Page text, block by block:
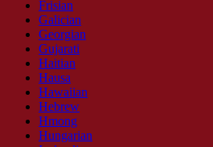
Frisian
Galician
Georgian
Gujarati
Haitian
Hausa
Hawaiian
Hebrew
Hmong
Hungarian